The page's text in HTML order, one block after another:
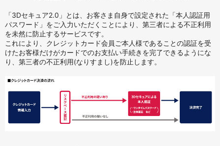
「3Dセキュア2.0」とは、お客さま自身で設定された「本人認証用
パスワード」をご入力いただくことにより、第三者による不正利用
を未然に防止するサービスです。
これにより、クレジットカード会員ご本人様であることの認証を受
けたお客様だけがカードでのお支払い手続きを完了できるようにな
り、第三者の不正利用(なりすまし)を防止します。